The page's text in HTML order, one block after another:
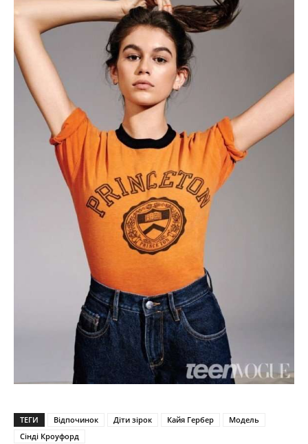
ТЕГИ Відпочинок Діти зірок Кайя Гербер
Модель
Сінді Кроуфорд